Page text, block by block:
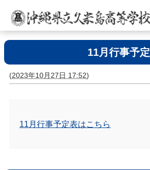
11月行事予定
(2023年10月27日 17:52)
11月行事予定表はこちら